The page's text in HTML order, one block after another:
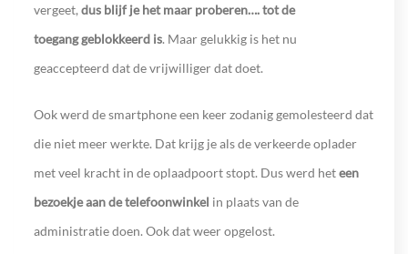
vergeet, dus blijf je het maar proberen…. tot de
toegang geblokkeerd is. Maar gelukkig is het nu
geaccepteerd dat de vrijwilliger dat doet.
Ook werd de smartphone een keer zodanig gemolesteerd dat
die niet meer werkte. Dat krijg je als de verkeerde oplader
met veel kracht in de oplaadpoort stopt. Dus werd heteen
bezoekje aan de telefoonwinkel in plaats van de
administratie doen. Ook dat weer opgelost.